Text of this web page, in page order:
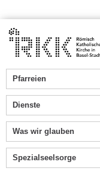
Pfarreien
Dienste
Was wir glauben
Spezialseelsorge